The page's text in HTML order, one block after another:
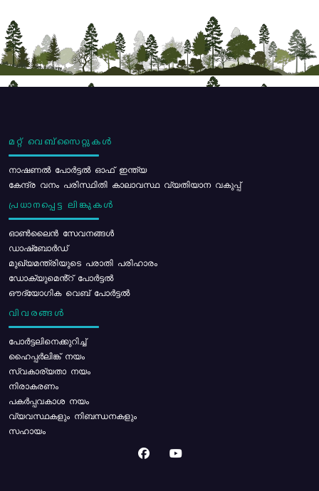
മറ്റ് വെബ്സൈറ്റുകൾ
നാഷണൽ പോർട്ടൽ ഓഫ് ഇന്ത്യ
കേന്ദ്ര വനം പരിസ്ഥിതി കാലാവസ്ഥ വ്യതിയാന വകുപ്പ്
പ്രധാനപ്പെട്ട ലിങ്കുകൾ
ഓൺലൈൻ സേവനങ്ങൾ
ഡാഷ്ബോർഡ്
മുഖ്യമന്ത്രിയുടെ പരാതി പരിഹാരം
ഡോക്യുമെൻ്റ് പോർട്ടൽ
ഔദ്യോഗിക വെബ് പോർട്ടൽ
വിവരങ്ങൾ
പോര്‍ട്ടലിനെക്കുറിച്ച്
ഹൈപ്പർലിങ്ക് നയം
സ്വകാര്യതാ നയം
നിരാകരണം
പകർപ്പവകാശ നയം
വ്യവസ്ഥകളും നിബന്ധനകളും
സഹായം